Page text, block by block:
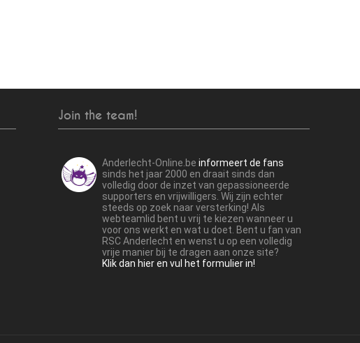
Join the team!
Anderlecht-Online.be informeert de fans
sinds het jaar 2000 en draait sinds dan
volledig door de inzet van gepassioneerde
supporters en vrijwilligers. Wij zijn echter
steeds op zoek naar versterking! Als
webteamlid bent u vrij te kiezen wanneer u
voor ons werkt en wat u doet. Bent u fan van
RSC Anderlecht en wenst u op een volledig
vrije manier bij te dragen aan onze site?
Klik dan hier en vul het formulier in!